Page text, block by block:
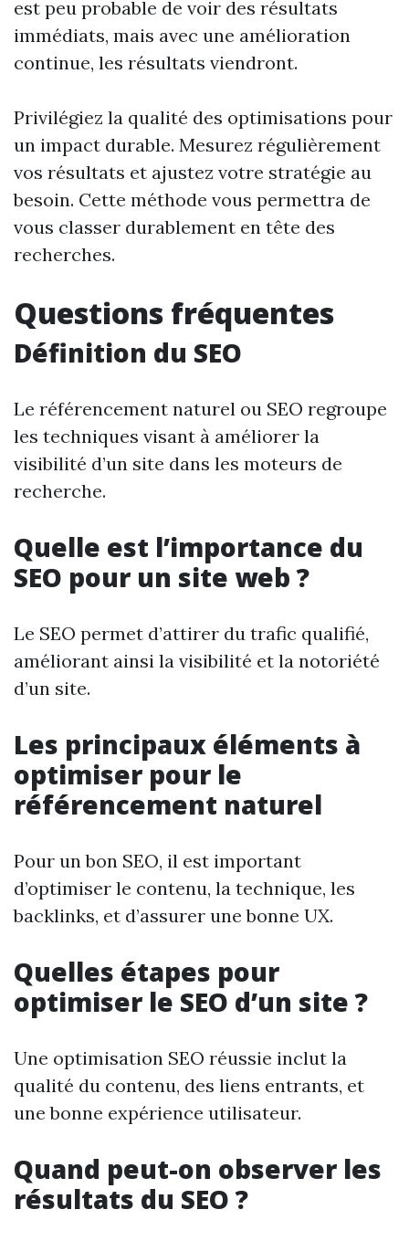
est peu probable de voir des résultats
immédiats, mais avec une amélioration
continue, les résultats viendront.
Privilégiez la qualité des optimisations pour
un impact durable. Mesurez régulièrement
vos résultats et ajustez votre stratégie au
besoin. Cette méthode vous permettra de
vous classer durablement en tête des
recherches.
Questions fréquentes
Définition du SEO
Le référencement naturel ou SEO regroupe
les techniques visant à améliorer la
visibilité d’un site dans les moteurs de
recherche.
Quelle est l’importance du
SEO pour un site web ?
Le SEO permet d’attirer du trafic qualifié,
améliorant ainsi la visibilité et la notoriété
d’un site.
Les principaux éléments à
optimiser pour le
référencement naturel
Pour un bon SEO, il est important
d’optimiser le contenu, la technique, les
backlinks, et d’assurer une bonne UX.
Quelles étapes pour
optimiser le SEO d’un site ?
Une optimisation SEO réussie inclut la
qualité du contenu, des liens entrants, et
une bonne expérience utilisateur.
Quand peut-on observer les
résultats du SEO ?